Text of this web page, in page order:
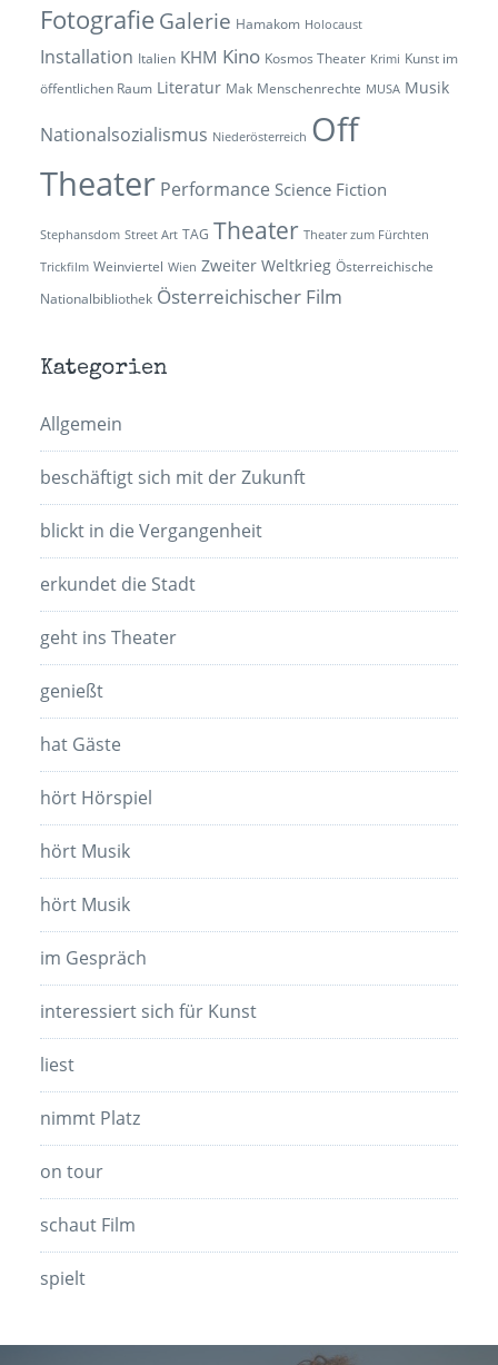
Fotografie Galerie Hamakom Holocaust
Installation Italien KHM Kino Kosmos Theater Krimi Kunst im
öffentlichen Raum Literatur Mak Menschenrechte MUSA Musik
Nationalsozialismus Niederösterreich Off
Theater Performance Science Fiction
Stephansdom Street Art TAG Theater Theater zum Fürchten
Trickfilm Weinviertel Wien Zweiter Weltkrieg Österreichische
Nationalbibliothek Österreichischer Film
Kategorien
Allgemein
beschäftigt sich mit der Zukunft
blickt in die Vergangenheit
erkundet die Stadt
geht ins Theater
genießt
hat Gäste
hört Hörspiel
hört Musik
hört Musik
im Gespräch
interessiert sich für Kunst
liest
nimmt Platz
on tour
schaut Film
spielt